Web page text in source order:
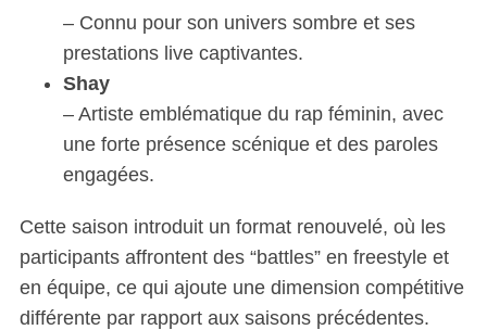
– Connu pour son univers sombre et ses
prestations live captivantes.
Shay
– Artiste emblématique du rap féminin, avec
une forte présence scénique et des paroles
engagées.
Cette saison introduit un format renouvelé, où les
participants affrontent des “battles” en freestyle et
en équipe, ce qui ajoute une dimension compétitive
différente par rapport aux saisons précédentes.